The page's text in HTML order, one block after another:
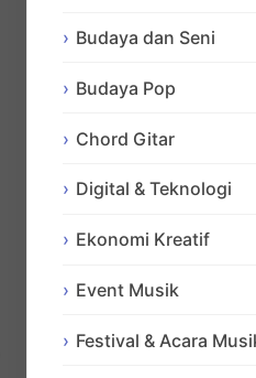
Budaya dan Seni
Budaya Pop
Chord Gitar
Digital & Teknologi
Ekonomi Kreatif
Event Musik
Festival & Acara